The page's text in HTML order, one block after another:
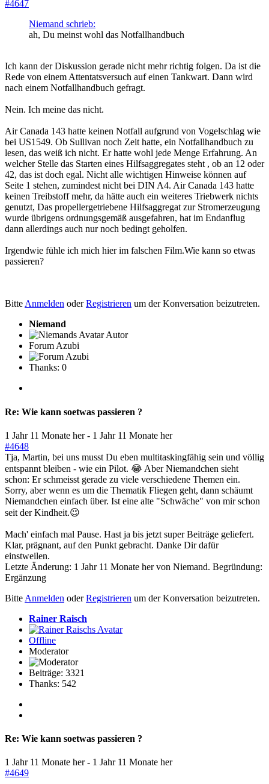
#4647
Niemand schrieb:
ah, Du meinst wohl das Notfallhandbuch
Ich kann der Diskussion gerade nicht mehr richtig folgen. Da ist die
Rede von einem Attentatsversuch auf einen Tankwart. Dann wird
nach einem Notfallhandbuch gefragt.
Nein. Ich meine das nicht.
Air Canada 143 hatte keinen Notfall aufgrund von Vogelschlag wie
bei US1549. Ob Sullivan noch Zeit hatte, ein Notfallhandbuch zu
lesen, das weiß ich nicht. Er hatte wohl jede Menge Erfahrung. An
welcher Stelle das Starten eines Hilfsaggregates steht , ob an 12 oder
42, das ist doch egal. Nicht alle wichtigen Hinweise können auf
Seite 1 stehen, zumindest nicht bei DIN A4. Air Canada 143 hatte
keinen Treibstoff mehr, da hätte auch ein weiteres Triebwerk nichts
genutzt, Das propellergetriebene Hilfsaggregat zur Stromerzeugung
wurde übrigens ordnungsgemäß ausgefahren, hat im Endanflug
dann allerdings auch nur noch bedingt geholfen.
Irgendwie fühle ich mich hier im falschen Film.Wie kann so etwas
passieren?
BitteAnmelden oderRegistrieren um der Konversation beizutreten.
Niemand
Autor
Forum Azubi
Thanks: 0
Re: Wie kann soetwas passieren ?
1 Jahr 11 Monate her- 1 Jahr 11 Monate her
#4648
Tja, Martin, bei uns musst Du eben multitaskingfähig sein und völlig
entspannt bleiben - wie ein Pilot. 😂 Aber Niemandchen sieht
schon: Er schmeisst gerade zu viele verschiedene Themen ein.
Sorry, aber wenn es um die Thematik Fliegen geht, dann schäumt
Niemandchen einfach über. Ist eine alte "Schwäche" von mir schon
seit der Kindheit.😉
Mach' einfach mal Pause. Hast ja bis jetzt super Beiträge geliefert.
Klar, prägnant, auf den Punkt gebracht. Danke Dir dafür
einstweilen.
Letzte Änderung: 1 Jahr 11 Monate her von Niemand. Begründung:
Ergänzung
Bitte Anmelden oderRegistrieren um der Konversation beizutreten.
Rainer Raisch
Offline
Moderator
Beiträge: 3321
Thanks: 542
Re: Wie kann soetwas passieren ?
1 Jahr 11 Monate her- 1 Jahr 11 Monate her
#4649